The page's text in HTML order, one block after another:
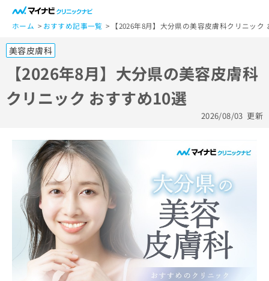
ホーム おすすめ記事一覧 【2026年8月】大分県の美容皮膚科クリニック
美容皮膚科
【2026年8月】大分県の美容皮膚科
クリニック おすすめ10選
2026/08/03 更新
一
般
ー
ザ
ー
の
方
イ
リ